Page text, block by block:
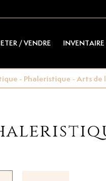
/ VENDRE
- Phaleristique - Arts